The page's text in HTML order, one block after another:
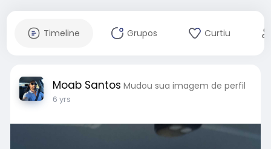
Timeline Grupos Curtiu
Moab Santos Mudou sua imagem de perfil
6 yrs